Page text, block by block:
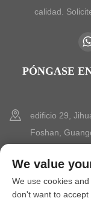
calidad.
PÓNGASE
edificio 29,
Foshan,
We value
We use cookies
don't want to accept